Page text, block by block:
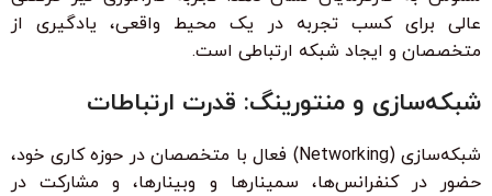
عالی برای کسب تجربه در یک محیط واقعی، یادگیری از
متخصصان و ایجاد شبکه ارتباطی است.
شبکه‌سازی و منتورینگ: قدرت ارتباطات
شبکه‌سازی (Networking) فعال با متخصصان در حوزه کاری خود،
حضور در کنفرانس‌ها، سمینارها و وبینارها، و مشارکت در